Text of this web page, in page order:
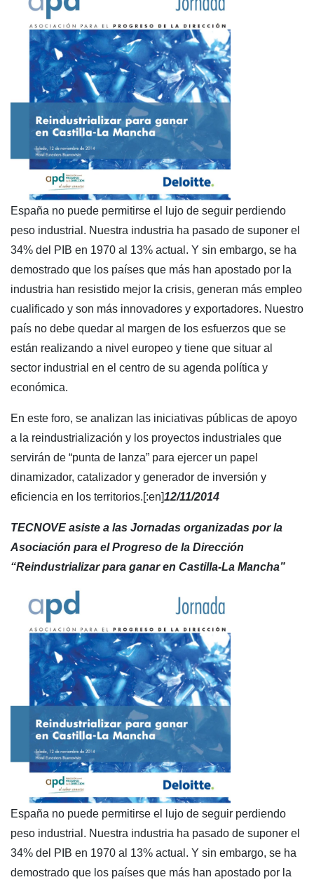
España no puede permitirse el lujo de seguir perdiendo
peso industrial. Nuestra industria ha pasado de suponer el
34% del PIB en 1970 al 13% actual. Y sin embargo, se ha
demostrado que los países que más han apostado por la
industria han resistido mejor la crisis, generan más empleo
cualificado y son más innovadores y exportadores. Nuestro
país no debe quedar al margen de los esfuerzos que se
están realizando a nivel europeo y tiene que situar al
sector industrial en el centro de su agenda política y
económica.
En este foro, se analizan las iniciativas públicas de apoyo
a la reindustrialización y los proyectos industriales que
servirán de “punta de lanza” para ejercer un papel
dinamizador, catalizador y generador de inversión y
eficiencia en los territorios.[:en]12/11/2014
TECNOVE asiste a las Jornadas organizadas por la
Asociación para el Progreso de la Dirección
“Reindustrializar para ganar en Castilla-La Mancha”
España no puede permitirse el lujo de seguir perdiendo
peso industrial. Nuestra industria ha pasado de suponer el
34% del PIB en 1970 al 13% actual. Y sin embargo, se ha
demostrado que los países que más han apostado por la